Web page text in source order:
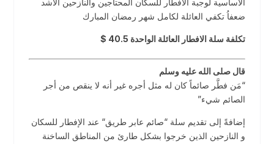
الأساسية لوجبة الافطار للسكان المحتاجين والنازحين الأشد
ضعفاُ تكفي العائلة لكامل شهر رمضان المبارك
تكلفة سلة الافطار العائلة الواحدة 40.5 $
قال صلى الله عليه وسلم
“مَن فطَّر صائماً كان له مثل أجره غير أنه لا ينقص من أجر
الصائم شيء”
إضافةً إلى تقديم سلة “صائم عابر طريق“ عند الإفطار للسكان
و النازحين الذين خرجوا بشكل طارئ من المناطق الساخنة